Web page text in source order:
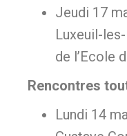
Jeudi 17
Luxeuil-
de l’Ecole
Rencontres
Lundi 14